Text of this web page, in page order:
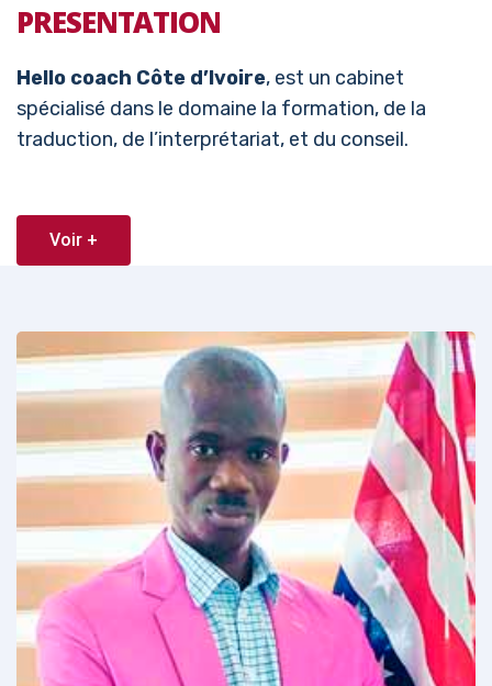
PRESENTATION
Hello coach Côte d’Ivoire, est un cabinet
spécialisé dans le domaine la formation, de la
traduction, de l’interprétariat, et du conseil.
Voir +